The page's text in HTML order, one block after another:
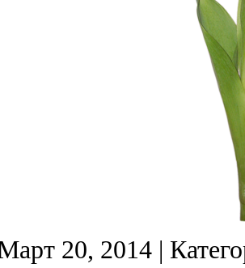
20, 2014|